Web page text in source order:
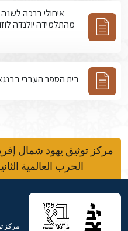
איחולי ברכה
מהתלמידה יולנדה
בית הספר העברי בבנגאזי,
مركز توثيق يهود شمال
الحرب العالمية
مركز